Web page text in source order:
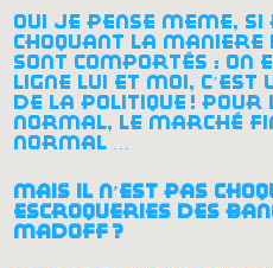
oui je pense même,
choquant la manière
sont comportés : on
ligne lui et moi,
de la politique ! pour
normal, le marché
normal …
mais il n’est pas
escroqueries des
madoff ?